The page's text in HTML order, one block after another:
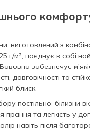
виготовлений з
г/м², поєднує в собі
забезпечує
довговічності та
блиск.
постільної білизни
прання та легкість у
навіть після